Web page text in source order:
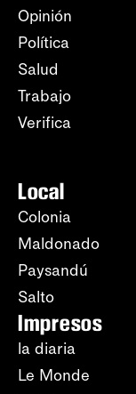
Opinión
Política
Salud
Trabajo
Verifica
Local
Colonia
Maldonado
Paysandú
Salto
Impresos
la diaria
Le Monde